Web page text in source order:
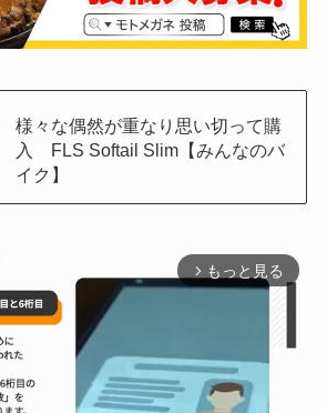
様々な偶然が重なり思い切って購
入 FLS Softail Slim【みんなのバ
イク】
arrow_forward_ios もっと見る